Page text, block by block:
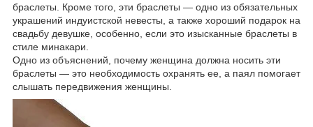
браслеты. Кроме того, эти браслеты ― одно из обязательных
украшений индуистской невесты, а также хороший подарок на
свадьбу девушке, особенно, если это изысканные браслеты в
стиле минакари.
Одно из объяснений, почему женщина должна носить эти
браслеты ― это необходимость охранять ее, а паял помогает
слышать передвижения женщины.